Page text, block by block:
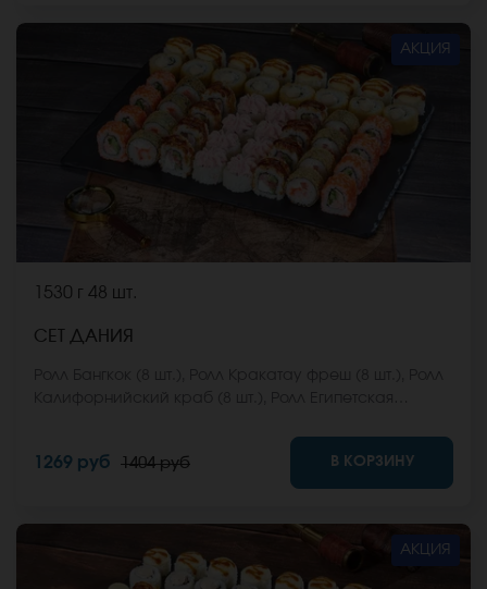
АКЦИЯ
1530 г 48 шт.
СЕТ ДАНИЯ
(8 шт.) *Не забудьте заказать имбирь, васаби и
соевый соус. Они не входят в стоимость заказа.
*Внешний вид блюда может отличаться от фото на
1269 руб 1404 руб В КОРЗИНУ
АКЦИЯ